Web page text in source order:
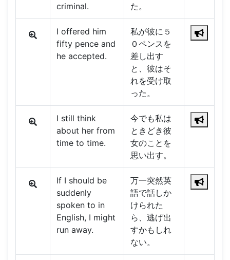
criminal.
た。
I offered him
fifty pence and
he accepted.
私が彼に５
０ペンスを
差し出す
と、彼はそ
れを受け取
った。
I still think
about her from
time to time.
今でも私は
ときどき彼
女のことを
思い出す。
If I should be
suddenly
spoken to in
English, I might
run away.
万一突然英
語で話しか
けられた
ら、逃げ出
すかもしれ
ない。